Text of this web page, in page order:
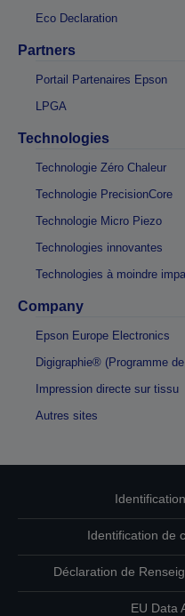
Eco Declaration
Partners
Portail Partenaires Epson
LPGA
Technologies
Technologie Zéro Chaleur
Technologie PrecisionCore
Technologie Micro Piezo
Technologies innovantes
Technologies à moindre
Company
Epson Europe Electronics
Digigraphie® (Programme
Impression directe sur tissu
Autres sites
Identification de
Déclaration de
EU Data